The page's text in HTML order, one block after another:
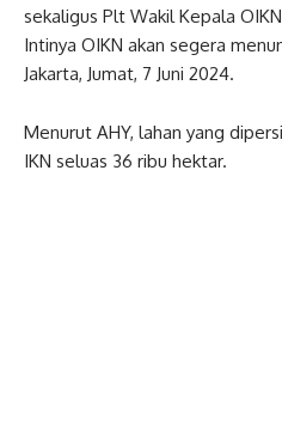
sekaligus Plt Wakil Kepala
Intinya OIKN akan segera
Jakarta, Jumat, 7 Juni 2024.
Menurut AHY, lahan yang
IKN seluas 36 ribu hektar.